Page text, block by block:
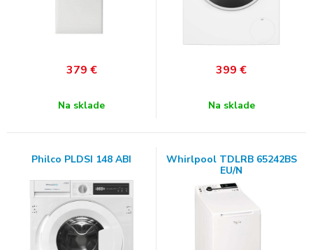
379 €
Na sklade
399 €
Na sklade
Philco PLDSI 148 ABI
Whirlpool TDLRB 65242BS
EU/N